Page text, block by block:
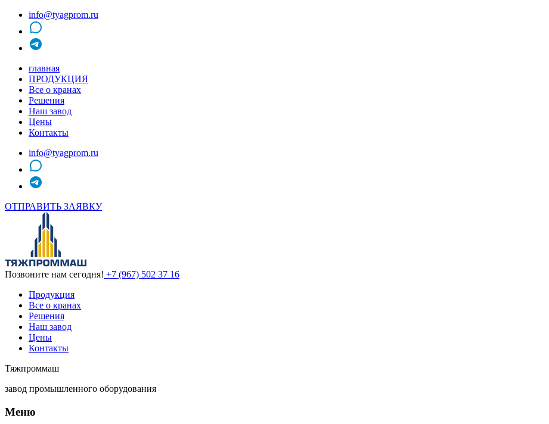
info@tyagprom.ru
главная
ПРОДУКЦИЯ
Все о кранах
Решения
Наш завод
Цены
Контакты
info@tyagprom.ru
ОТПРАВИТЬ ЗАЯВКУ
Позвоните нам сегодня! +7 (967) 502 37 16
Продукция
Все о кранах
Решения
Наш завод
Цены
Контакты
Тяжпроммаш
завод промышленного оборудования
Меню